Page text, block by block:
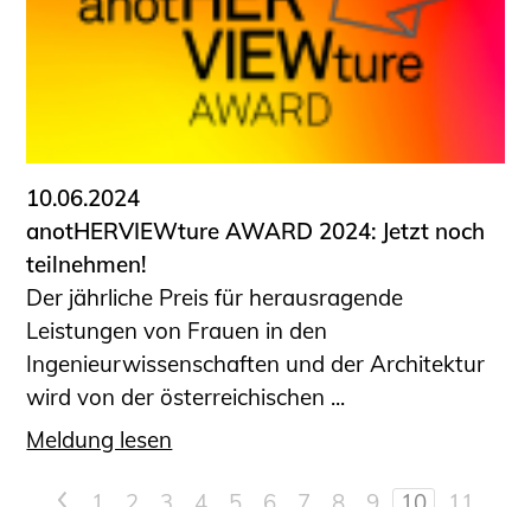
10.06.2024
anotHERVIEWture AWARD 2024: Jetzt noch
teilnehmen!
Der jährliche Preis für herausragende
Leistungen von Frauen in den
Ingenieurwissenschaften und der Architektur
wird von der österreichischen ...
Meldung lesen